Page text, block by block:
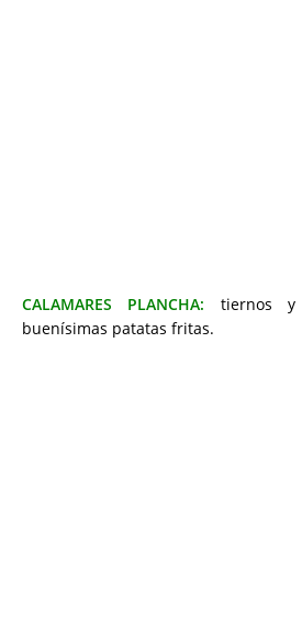
CALAMARES PLANCHA: tiernos y
buenísimas patatas fritas.